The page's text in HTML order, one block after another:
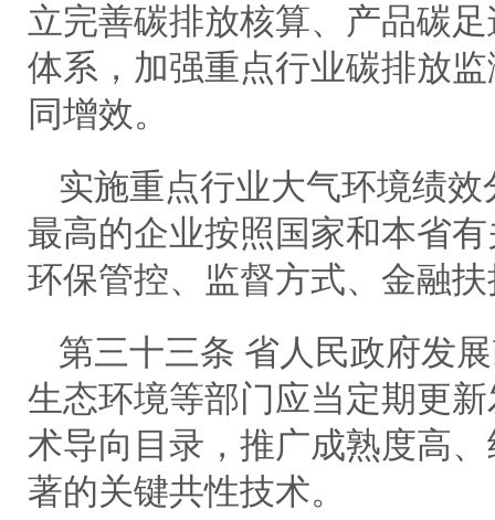
立完善碳排放核算、产品碳
体系，加强重点行业碳排放
同增效。
实施重点行业大气环境绩
最高的企业按照国家和本省
环保管控、监督方式、金融
第三十三条 省人民政府发
生态环境等部门应当定期更
术导向目录，推广成熟度高
著的关键共性技术。